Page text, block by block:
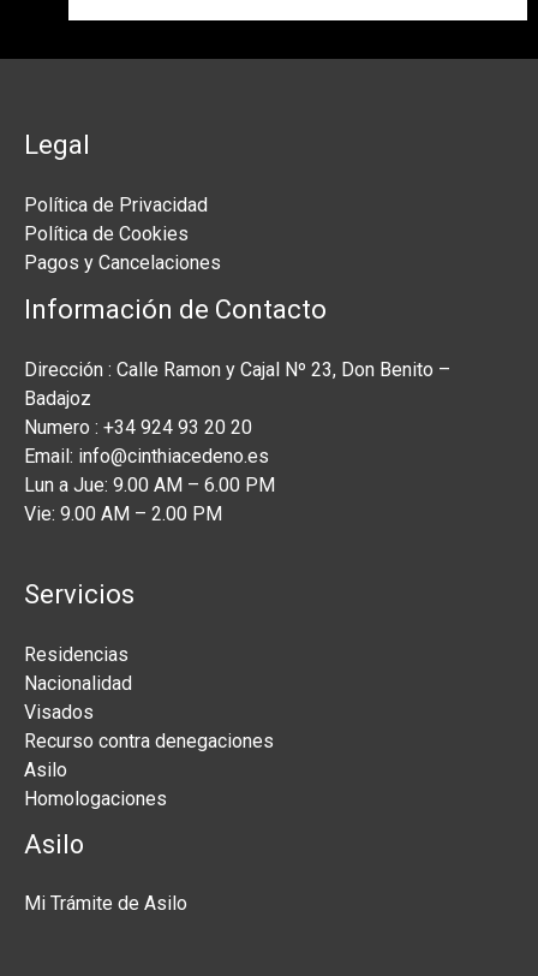
Legal
Política de Privacidad
Política de Cookies
Pagos y Cancelaciones
Información de Contacto
Dirección : Calle Ramon y Cajal Nº 23, Don Benito –
Badajoz
Numero : +34 924 93 20 20
Email: info@cinthiacedeno.es
Lun a Jue: 9.00 AM – 6.00 PM
Vie: 9.00 AM – 2.00 PM
Servicios
Residencias
Nacionalidad
Visados
Recurso contra denegaciones
Asilo
Homologaciones
Asilo
Mi Trámite de Asilo